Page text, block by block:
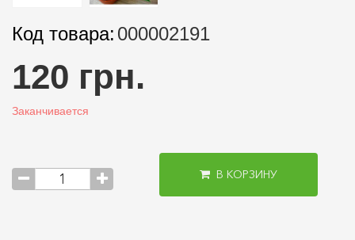
Код товара: 000002191
120 грн.
Заканчивается
В КОРЗИНУ